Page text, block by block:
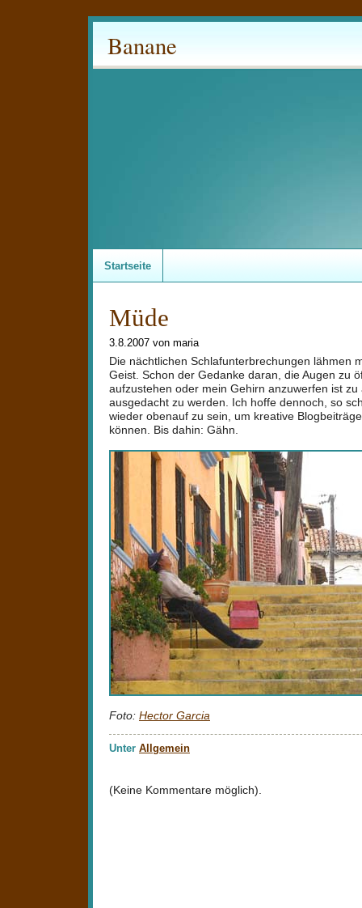
Banane
Startseite
Müde
3.8.2007 von maria
Die nächtlichen Schlafunterbrechungen lähmen
Geist. Schon der Gedanke daran, die Augen zu
aufzustehen oder mein Gehirn anzuwerfen ist
ausgedacht zu werden. Ich hoffe dennoch, so
wieder obenauf zu sein, um kreative
können. Bis dahin: Gähn.
Foto: Hector Garcia
Unter Allgemein
(Keine Kommentare möglich).